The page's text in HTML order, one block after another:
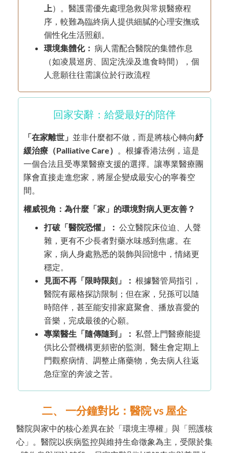
上）。醫護需優先處理急救與常規醫療程
序，較難為臨終病人提供細膩的心理安撫或
個性化生活照顧。
環境集體化： 病人需配合醫院的集體作息
（如凌晨巡房、固定洗澡及進食時間），個
人意願往往需讓位於行政流程
回家安辭：給愛最好的陪伴
「在家離世」 並非什麼都不做，而是將核心轉向紓
緩治療（Palliative Care） 。根據香港法例，這是
一個合法且受專業醫療支援的選擇。讓專業醫療團
隊會直接走進您家，將屋企變成最安心的寧養空
間。
權威視角：為什麼「家」的環境對病人更友善？
打破「醫院恐懼」： 公立醫院床位迫、人聲
雜，更有不少長者對藥水味感到焦慮。在
家，病人身處熟悉的裝飾與回憶中，情緒更
穩定。
見面不再「限時限刻」： 根據醫管局指引，
醫院有嚴格探訪限制；但在家，兒孫可以隨
時陪伴，甚至能安排家庭聚會、播放喜愛的
音樂，完成最後的心願。
專業醫生「隨傳隨到」： 私營上門醫療能提
供比公營機構更頻密的監測。醫生會定期上
門觀察病情、調整止痛藥物，免去病人往返
急症室的奔波之苦。
二、 一分鐘對比：醫院 vs 屋企
醫院與家中的核心差異在於「環境主導權」與「照護核
心」。醫院以疾病監控與維持生命徵象為主，受限於集